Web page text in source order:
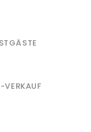
VERKAUF